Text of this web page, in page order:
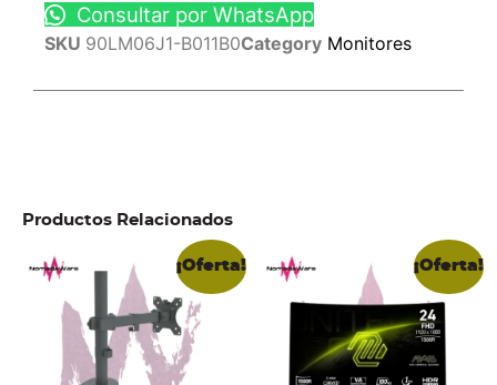
Consultar por WhatsApp
SKU 90LM06J1-B011B0Category Monitores
Productos Relacionados
¡Oferta! ¡Oferta!